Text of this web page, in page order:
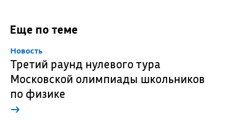
Еще по теме
Новость
Третий раунд нулевого тура
Московской олимпиады школьников
по физике
→